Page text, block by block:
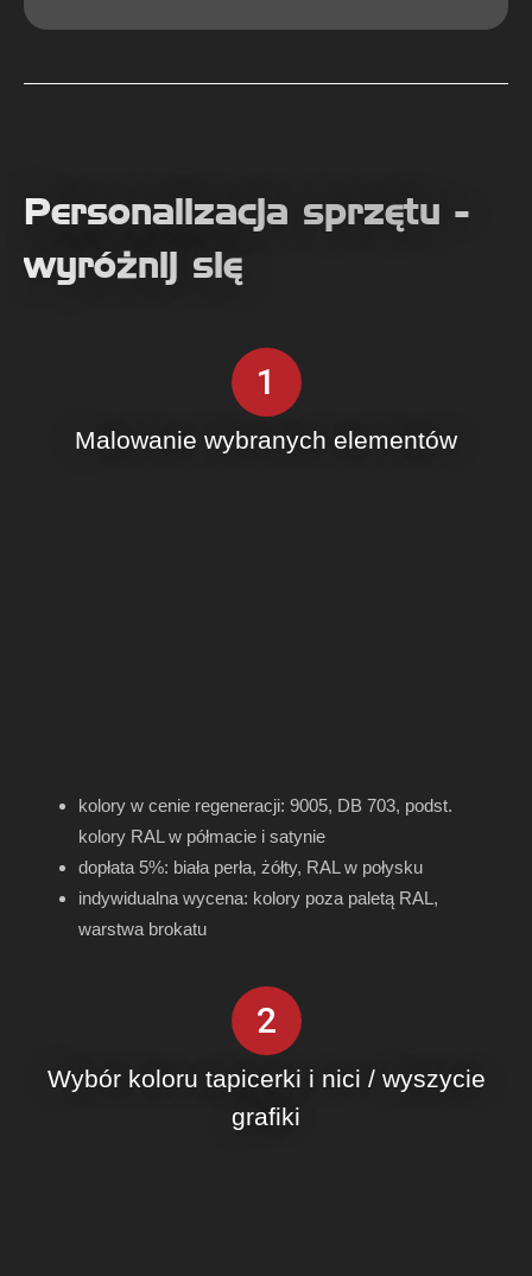
Personalizacja sprzętu -
wyróżnij się
1
Malowanie wybranych elementów
kolory w cenie regeneracji: 9005, DB 703, podst.
kolory RAL w półmacie i satynie
dopłata 5%: biała perła, żółty, RAL w połysku
indywidualna wycena: kolory poza paletą RAL,
warstwa brokatu
2
Wybór koloru tapicerki i nici / wyszycie
grafiki